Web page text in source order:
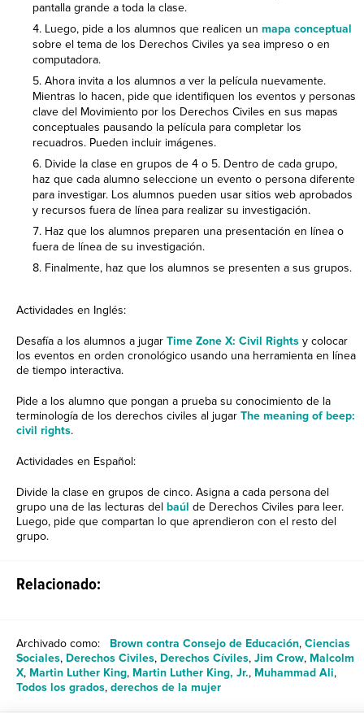
pantalla grande a toda la clase.
Luego, pide a los alumnos que realicen un mapa conceptual
sobre el tema de los Derechos Civiles ya sea impreso o en
computadora.
Ahora invita a los alumnos a ver la película nuevamente.
Mientras lo hacen, pide que identifiquen los eventos y personas
clave del Movimiento por los Derechos Civiles en sus mapas
conceptuales pausando la película para completar los
recuadros. Pueden incluir imágenes.
Divide la clase en grupos de 4 o 5. Dentro de cada grupo,
haz que cada alumno seleccione un evento o persona diferente
para investigar. Los alumnos pueden usar sitios web aprobados
y recursos fuera de línea para realizar su investigación.
Haz que los alumnos preparen una presentación en línea o
fuera de línea de su investigación.
Finalmente, haz que los alumnos se presenten a sus grupos.
Actividades en Inglés:
Desafía a los alumnos a jugar Time Zone X: Civil Rights y colocar
los eventos en orden cronológico usando una herramienta en línea
de tiempo interactiva.
Pide a los alumno que pongan a prueba su conocimiento de la
terminología de los derechos civiles al jugar The meaning of beep:
civil rights.
Actividades en Español:
Divide la clase en grupos de cinco. Asigna a cada persona del
grupo una de las lecturas del baúl de Derechos Civiles para leer.
Luego, pide que compartan lo que aprendieron con el resto del
grupo.
Relacionado:
Archivado como: Brown contra Consejo de Educación, Ciencias
Sociales, Derechos Civiles, Derechos Cíviles, Jim Crow, Malcolm
X, Martin Luther King, Martin Luther King, Jr., Muhammad Ali,
Todos los grados, derechos de la mujer